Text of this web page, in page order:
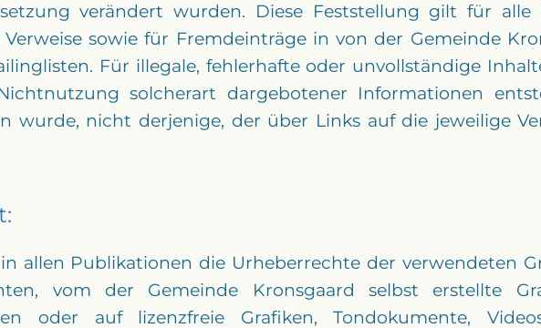
verändert wurden. Diese Feststellung gilt für alle
sowie für Fremdeinträge in von der Gemeinde
Für illegale, fehlerhafte oder unvollständige
solcherart dargebotener Informationen
wurde, nicht derjenige, der über Links auf die jeweilige
allen Publikationen die Urheberrechte der verwendeten
vom der Gemeinde Kronsgaard selbst erstellte
oder auf lizenzfreie Grafiken, Tondokumente,